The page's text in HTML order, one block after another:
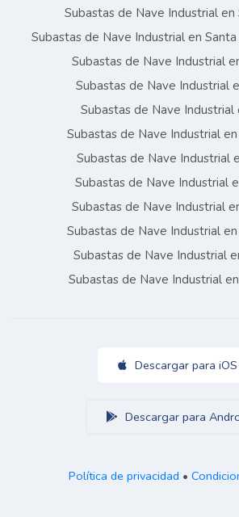
Subastas de Nave Industrial en
Subastas de Nave Industrial en
Subastas de Nave Industrial
Subastas de Nave Industrial
Subastas de Nave Industrial
Subastas de Nave Industrial
Subastas de Nave Industrial
Subastas de Nave Industrial
Subastas de Nave Industrial
Subastas de Nave Industrial
Subastas de Nave Industrial
Subastas de Nave Industrial
Descargar para iOS
Descargar para
Política de privacidad •